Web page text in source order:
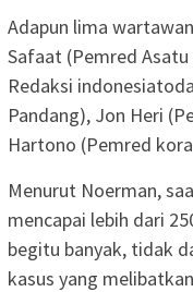
Adapun lima
Safaat (Pemred
Redaksi
Pandang), Jon Heri
Hartono (Pemred
Menurut Noerman,
mencapai lebih dari
begitu banyak, tidak
kasus yang